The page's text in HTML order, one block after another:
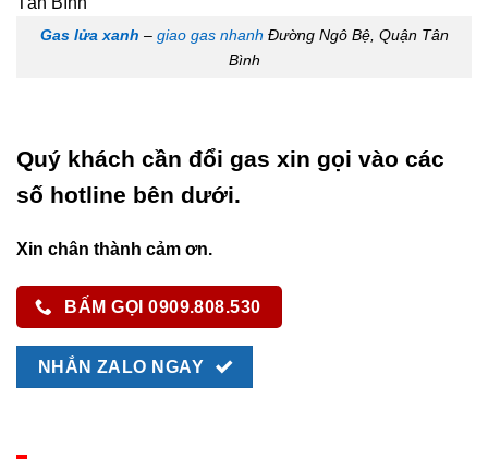
Gas lửa xanh – giao gas nhanh Đường Ngô Bệ, Quận Tân
Bình
Quý khách cần đổi gas xin gọi vào các
số hotline bên dưới.
Xin chân thành cảm ơn.
BẤM GỌI 0909.808.530
NHẮN ZALO NGAY